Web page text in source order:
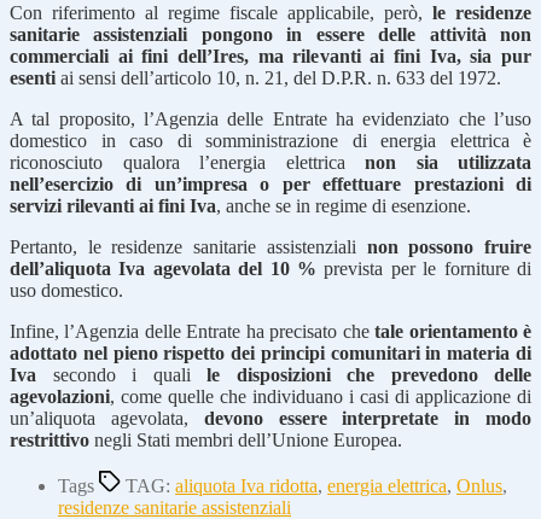
Con riferimento al regime fiscale applicabile, però, le residenze
sanitarie assistenziali pongono in essere delle attività non
commerciali ai fini dell’Ires, ma rilevanti ai fini Iva, sia pur
esenti ai sensi dell’articolo 10, n. 21, del D.P.R. n. 633 del 1972.
A tal proposito, l’Agenzia delle Entrate ha evidenziato che l’uso
domestico in caso di somministrazione di energia elettrica è
riconosciuto qualora l’energia elettrica non sia utilizzata
nell’esercizio di un’impresa o per effettuare prestazioni di
servizi rilevanti ai fini Iva, anche se in regime di esenzione.
Pertanto, le residenze sanitarie assistenziali non possono fruire
dell’aliquota Iva agevolata del 10 % prevista per le forniture di
uso domestico.
Infine, l’Agenzia delle Entrate ha precisato chetale orientamento è
adottato nel pieno rispetto dei principi comunitari in materia di
Iva secondo i quali le disposizioni che prevedono delle
agevolazioni, come quelle che individuano i casi di applicazione di
un’aliquota agevolata, devono essere interpretate in modo
restrittivo negli Stati membri dell’Unione Europea.
Tags TAG: aliquota Iva ridotta, energia elettrica, Onlus,
residenze sanitarie assistenziali